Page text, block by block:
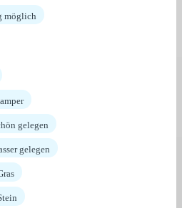
möglich
gelegen
gelegen